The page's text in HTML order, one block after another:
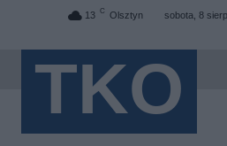
13 C Olsztyn sobota, 8
TKO